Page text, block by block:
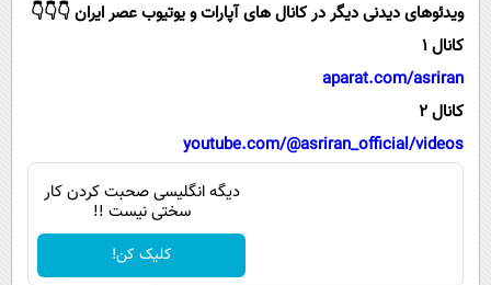
فناوری
محیط زیست
روانشناسی
ویدئوهای دیدنی دیگر در کانال های آپارات و یوتیوب عصر ایران 👇👇👇
کانال 1
aparat.com/asriran
کانال 2
youtube.com/@asriran_official/videos
دیگه انگلیسی صحبت کردن کار
سختی نیست !!
کلیک کن!